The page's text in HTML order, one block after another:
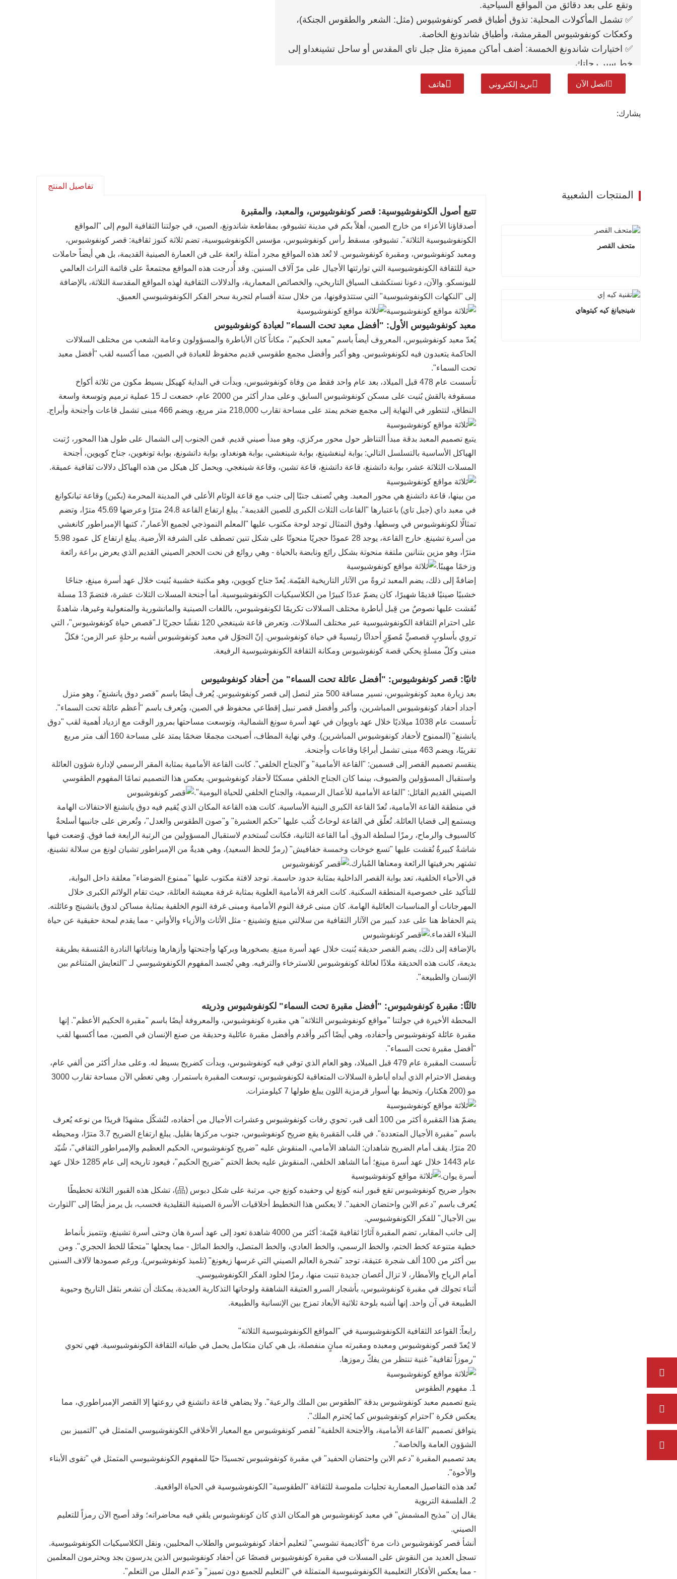
وتقع على بعد دقائق من المواقع السياحية.
✅ تشمل المأكولات المحلية: تذوق أطباق قصر كونفوشيوس (مثل: الشعر والطقوس الجنكة)،
وكعكات كونفوشيوس المقرمشة، وأطباق شاندونغ الخاصة.
✅ اختيارات شاندونغ الخمسة: أضف أماكن مميزة مثل جبل تاي المقدس أو ساحل تشينغداو إلى
خط سير رحلتك.
✅ مصممون محترفون: رحلات حرفية لحضور محاضرات ثقافية، أو للتصوير الفوتوغرافي، أو
لقضاء وقت ممتع مع العائلة - بدون ضغوط.
تجول في قاعات المعبد الفخمة، وقصر "أفضل عائلة تحت السماء"، وغابات المقبرة الهادئة. كل
اتصل الآن بريد إلكتروني هاتف
يشارك:
تفاصيل المنتج
تتبع أصول الكونفوشيوسية: قصر كونفوشيوس، والمعبد، والمقبرة
أصدقاؤنا الأعزاء من خارج الصين، أهلاً بكم في مدينة تشيوفو، بمقاطعة شاندونغ، الصين، في جولتنا الثقافية اليوم إلى "المواقع
الكونفوشيوسية الثلاثة". تشيوفو، مسقط رأس كونفوشيوس، مؤسس الكونفوشيوسية، تضم ثلاثة كنوز ثقافية: قصر كونفوشيوس،
ومعبد كونفوشيوس، ومقبرة كونفوشيوس. لا تُعد هذه المواقع مجرد أمثلة رائعة على فن العمارة الصينية القديمة، بل هي أيضاً حاملات
حية للثقافة الكونفوشيوسية التي توارثتها الأجيال على مرّ آلاف السنين. وقد أُدرجت هذه المواقع مجتمعةً على قائمة التراث العالمي
لليونسكو. والآن، دعونا نستكشف السياق التاريخي، والخصائص المعمارية، والدلالات الثقافية لهذه المواقع المقدسة الثلاثة، بالإضافة
إلى "النكهات الكونفوشيوسية" التي ستتذوقونها، من خلال ستة أقسام لتجربة سحر الفكر الكونفوشيوسي العميق.
معبد كونفوشيوس الأول: "أفضل معبد تحت السماء" لعبادة كونفوشيوس
يُعدّ معبد كونفوشيوس، المعروف أيضاً باسم "معبد الحكيم"، مكاناً كان الأباطرة والمسؤولون وعامة الشعب من مختلف السلالات
الحاكمة يتعبدون فيه لكونفوشيوس. وهو أكبر وأفضل مجمع طقوسي قديم محفوظ للعبادة في الصين، مما أكسبه لقب "أفضل معبد
تحت السماء".
تأسست عام 478 قبل الميلاد، بعد عام واحد فقط من وفاة كونفوشيوس، وبدأت في البداية كهيكل بسيط مكون من ثلاثة أكواخ
مسقوفة بالقش بُنيت على مسكن كونفوشيوس السابق. وعلى مدار أكثر من 2000 عام، خضعت لـ 15 عملية ترميم وتوسعة واسعة
النطاق، لتتطور في النهاية إلى مجمع ضخم يمتد على مساحة تقارب 218,000 متر مربع، ويضم 466 مبنى تشمل قاعات وأجنحة وأبراج.
يتبع تصميم المعبد بدقة مبدأ التناظر حول محور مركزي، وهو مبدأ صيني قديم. فمن الجنوب إلى الشمال على طول هذا المحور، رُتبت
الهياكل الأساسية بالتسلسل التالي: بوابة لينغشينغ، بوابة شينغشي، بوابة هونغداو، بوابة داتشونغ، بوابة تونغوين، جناح كويوين، أجنحة
المسلات الثلاثة عشر، بوابة داتشنغ، قاعة داتشنغ، قاعة تشين، وقاعة شينغجي. ويحمل كل هيكل من هذه الهياكل دلالات ثقافية عميقة.
من بينها، قاعة داتشنغ هي محور المعبد. وهي تُصنف جنبًا إلى جنب مع قاعة الوئام الأعلى في المدينة المحرمة (بكين) وقاعة تيانكوانغ
في معبد داي (جبل تاي) باعتبارها "القاعات الثلاث الكبرى للصين القديمة". يبلغ ارتفاع القاعة 24.8 مترًا وعرضها 45.69 مترًا، وتضم
تمثالًا لكونفوشيوس في وسطها. وفوق التمثال توجد لوحة مكتوب عليها "المعلم النموذجي لجميع الأعمار"، كتبها الإمبراطور كانغشي
من أسرة تشينغ. خارج القاعة، يوجد 28 عمودًا حجريًا منحوتًا على شكل تنين تصطف على الشرفة الأرضية. يبلغ ارتفاع كل عمود 5.98
مترًا، وهو مزين بتنانين ملتفة منحوتة بشكل رائع ونابضة بالحياة - وهي روائع فن نحت الحجر الصيني القديم الذي يعرض براعة رائعة
وزخمًا مهيبًا.
إضافةً إلى ذلك، يضم المعبد ثروةً من الآثار التاريخية القيّمة. يُعدّ جناح كويوين، وهو مكتبة خشبية بُنيت خلال عهد أسرة مينغ، جناحًا
خشبيًا صينيًا قديمًا شهيرًا، كان يضمّ عددًا كبيرًا من الكلاسيكيات الكونفوشيوسية. أما أجنحة المسلات الثلاث عشرة، فتضمّ 13 مسلة
نُقشت عليها نصوصٌ من قِبل أباطرة مختلف السلالات تكريمًا لكونفوشيوس، باللغات الصينية والمانشورية والمنغولية وغيرها، شاهدةً
على احترام الثقافة الكونفوشيوسية عبر مختلف السلالات. وتعرض قاعة شينغجي 120 نقشًا حجريًا لـ"قصص حياة كونفوشيوس"، التي
تروي بأسلوبٍ قصصيٍّ مُصوّرٍ أحداثًا رئيسيةً في حياة كونفوشيوس. إنّ التجوّل في معبد كونفوشيوس أشبه برحلةٍ عبر الزمن؛ فكلّ
مبنى وكلّ مسلةٍ يحكي قصة كونفوشيوس ومكانة الثقافة الكونفوشيوسية الرفيعة.
ثانيًا: قصر كونفوشيوس: "أفضل عائلة تحت السماء" من أحفاد كونفوشيوس
بعد زيارة معبد كونفوشيوس، نسير مسافة 500 متر لنصل إلى قصر كونفوشيوس. يُعرف أيضًا باسم "قصر دوق يانشنغ"، وهو منزل
أجداد أحفاد كونفوشيوس المباشرين، وأكبر وأفضل قصر نبيل إقطاعي محفوظ في الصين، ويُعرف باسم "أعظم عائلة تحت السماء".
تأسست عام 1038 ميلاديًا خلال عهد باويوان في عهد أسرة سونغ الشمالية، وتوسعت مساحتها بمرور الوقت مع ازدياد أهمية لقب "دوق
يانشنغ" (الممنوح لأحفاد كونفوشيوس المباشرين). وفي نهاية المطاف، أصبحت مجمعًا ضخمًا يمتد على مساحة 160 ألف متر مربع
تقريبًا، ويضم 463 مبنى تشمل أبراجًا وقاعات وأجنحة.
ينقسم تصميم القصر إلى قسمين: "القاعة الأمامية" و"الجناح الخلفي". كانت القاعة الأمامية بمثابة المقر الرسمي لإدارة شؤون العائلة
واستقبال المسؤولين والضيوف، بينما كان الجناح الخلفي مسكنًا لأحفاد كونفوشيوس. يعكس هذا التصميم تمامًا المفهوم الطقوسي
الصيني القديم القائل: "القاعة الأمامية للأعمال الرسمية، والجناح الخلفي للحياة اليومية".
في منطقة القاعة الأمامية، تُعدّ القاعة الكبرى البنية الأساسية. كانت هذه القاعة المكان الذي يُقيم فيه دوق يانشنغ الاحتفالات الهامة
ويستمع إلى قضايا العائلة. تُعلّق في القاعة لوحاتٌ كُتب عليها "حكم العشيرة" و"صون الطقوس والعدل"، وتُعرض على جانبيها أسلحةٌ
كالسيوف والرماح، رمزًا لسلطة الدوق. أما القاعة الثانية، فكانت تُستخدم لاستقبال المسؤولين من الرتبة الرابعة فما فوق. وُضعت فيها
شاشةٌ كبيرةٌ نُقشت عليها "تسع خوخات وخمسة خفافيش" (رمزٌ للحظ السعيد)، وهي هديةٌ من الإمبراطور تشيان لونغ من سلالة تشينغ،
تشتهر بحرفيتها الرائعة ومعناها المُبارك.
في الأحياء الخلفية، تعد بوابة القصر الداخلية بمثابة حدود حاسمة. توجد لافتة مكتوب عليها "ممنوع الضوضاء" معلقة داخل البوابة،
للتأكيد على خصوصية المنطقة السكنية. كانت الغرفة الأمامية العلوية بمثابة غرفة معيشة العائلة، حيث تقام الولائم الكبرى خلال
المهرجانات أو المناسبات العائلية الهامة. كان مبنى غرفة النوم الأمامية ومبنى غرفة النوم الخلفية بمثابة مساكن لدوق يانشينج وعائلته.
يتم الحفاظ هنا على عدد كبير من الآثار الثقافية من سلالتي مينغ وتشينغ - مثل الأثاث والأزياء والأواني - مما يقدم لمحة حقيقية عن حياة
النبلاء القدماء.
بالإضافة إلى ذلك، يضم القصر حديقة بُنيت خلال عهد أسرة مينغ. بصخورها وبركها وأجنحتها وأزهارها ونباتاتها النادرة المُنسقة بطريقة
بديعة، كانت هذه الحديقة ملاذًا لعائلة كونفوشيوس للاسترخاء والترفيه. وهي تُجسد المفهوم الكونفوشيوسي لـ "التعايش المتناغم بين
الإنسان والطبيعة".
ثالثًا: مقبرة كونفوشيوس: "أفضل مقبرة تحت السماء" لكونفوشيوس وذريته
المحطة الأخيرة في جولتنا "مواقع كونفوشيوس الثلاثة" هي مقبرة كونفوشيوس، والمعروفة أيضًا باسم "مقبرة الحكيم الأعظم". إنها
مقبرة عائلة كونفوشيوس وأحفاده، وهي أيضًا أكبر وأقدم وأفضل مقبرة عائلية وحديقة من صنع الإنسان في الصين، مما أكسبها لقب
"أفضل مقبرة تحت السماء".
تأسست المقبرة عام 479 قبل الميلاد، وهو العام الذي توفي فيه كونفوشيوس، وبدأت كضريح بسيط له. وعلى مدار أكثر من ألفي عام،
وبفضل الاحترام الذي أبداه أباطرة السلالات المتعاقبة لكونفوشيوس، توسعت المقبرة باستمرار. وهي تغطي الآن مساحة تقارب 3000
مو (200 هكتار)، وتحيط بها أسوار قرمزية اللون يبلغ طولها 7 كيلومترات.
يضمّ هذا المَقبرة أكثر من 100 ألف قبر، تحوي رفات كونفوشيوس وعشرات الأجيال من أحفاده، لتُشكّل مشهدًا فريدًا من نوعه يُعرف
باسم "مقبرة الأجيال المتعددة". في قلب المَقبرة يقع ضريح كونفوشيوس، جنوب مركزها بقليل. يبلغ ارتفاع الضريح 3.7 مترًا، ومحيطه
20 مترًا. يقف أمام الضريح شاهدان: الشاهد الأمامي، المنقوش عليه "ضريح كونفوشيوس، الحكيم العظيم والإمبراطور الثقافي"، شُيّد
عام 1443 خلال عهد أسرة مينغ؛ أما الشاهد الخلفي، المنقوش عليه بخط الختم "ضريح الحكيم"، فيعود تاريخه إلى عام 1285 خلال عهد
أسرة يوان.
بجوار ضريح كونفوشيوس تقع قبور ابنه كونغ لي وحفيده كونغ جي. مرتبة على شكل دبوس (品)، تشكل هذه القبور الثلاثة تخطيطًا
يُعرف باسم "دعم الابن واحتضان الحفيد". لا يعكس هذا التخطيط أخلاقيات الأسرة الصينية التقليدية فحسب، بل يرمز أيضًا إلى "التوارث
بين الأجيال" للفكر الكونفوشيوسي.
إلى جانب المقابر، تضم المقبرة آثارًا ثقافية قيّمة: أكثر من 4000 شاهدة تعود إلى عهد أسرة هان وحتى أسرة تشينغ، وتتميز بأنماط
خطية متنوعة كخط الختم، والخط الرسمي، والخط العادي، والخط المتصل، والخط المائل - مما يجعلها "متحفًا للخط الحجري". ومن
بين أكثر من 100 ألف شجرة عتيقة، توجد "شجرة العالم الصيني التي غرسها زيغونغ" (تلميذ كونفوشيوس). ورغم صمودها لآلاف السنين
أمام الرياح والأمطار، لا تزال أغصان جديدة تنبت منها، رمزًا لخلود الفكر الكونفوشيوسي.
أثناء تجولك في مقبرة كونفوشيوس، بأشجار السرو العتيقة الشاهقة ولوحاتها التذكارية العديدة، يمكنك أن تشعر بثقل التاريخ وحيوية
الطبيعة في آن واحد. إنها أشبه بلوحة ثلاثية الأبعاد تمزج بين الإنسانية والطبيعة.
رابعاً: القواعد الثقافية الكونفوشيوسية في "المواقع الكونفوشيوسية الثلاثة"
لا يُعدّ قصر كونفوشيوس ومعبده ومقبرته مبانٍ منفصلة، ​​بل هي كيان متكامل يحمل في طياته الثقافة الكونفوشيوسية. فهي تحوي
"رموزاً ثقافية" غنية تنتظر من يفكّ رموزها.
1. مفهوم الطقوس
يتبع تصميم معبد كونفوشيوس بدقة "الطقوس بين الملك والرعية". ولا يضاهي قاعة داتشنغ في روعتها إلا القصر الإمبراطوري، مما
يعكس فكرة "احترام كونفوشيوس كما يُحترم الملك".
يتوافق تصميم "القاعة الأمامية، والأجنحة الخلفية" لقصر كونفوشيوس مع المعيار الأخلاقي الكونفوشيوسي المتمثل في "التمييز بين
الشؤون العامة والخاصة".
يعد تصميم المقبرة "دعم الابن واحتضان الحفيد" في مقبرة كونفوشيوس تجسيدًا حيًا للمفهوم الكونفوشيوسي المتمثل في "تقوى الأبناء
والأخوة".
تُعد هذه التفاصيل المعمارية تجليات ملموسة للثقافة "الطقوسية" الكونفوشيوسية في الحياة الواقعية.
2. الفلسفة التربوية
يقال إن "مذبح المشمش" في معبد كونفوشيوس هو المكان الذي كان كونفوشيوس يلقي فيه محاضراته؛ وقد أصبح الآن رمزاً للتعليم
الصيني.
أنشأ قصر كونفوشيوس ذات مرة "أكاديمية تشوسي" لتعليم أحفاد كونفوشيوس والطلاب المحليين، ونقل الكلاسيكيات الكونفوشيوسية.
تسجل العديد من النقوش على المسلات في مقبرة كونفوشيوس قصصًا عن أحفاد كونفوشيوس الذين يدرسون بجد ويحترمون المعلمين
- مما يعكس الأفكار التعليمية الكونفوشيوسية المتمثلة في "التعليم للجميع دون تمييز" و"عدم الملل من التعلم".
المنتجات الشعبية
متحف القصر
اتصل الآن
شينجيانغ كيه كيتوهاي